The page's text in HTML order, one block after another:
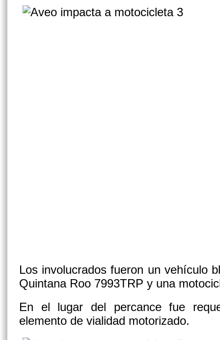
Los involucrados fueron un vehículo
Quintana Roo 7993TRP y una
En el lugar del percance fue
elemento de vialidad motorizado.